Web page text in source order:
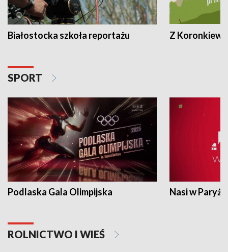
Białostocka szkoła reportażu Z
SPORT
Podlaska Gala Olimpijska Nasi w Paryżu
ROLNICTWO I WIEŚ